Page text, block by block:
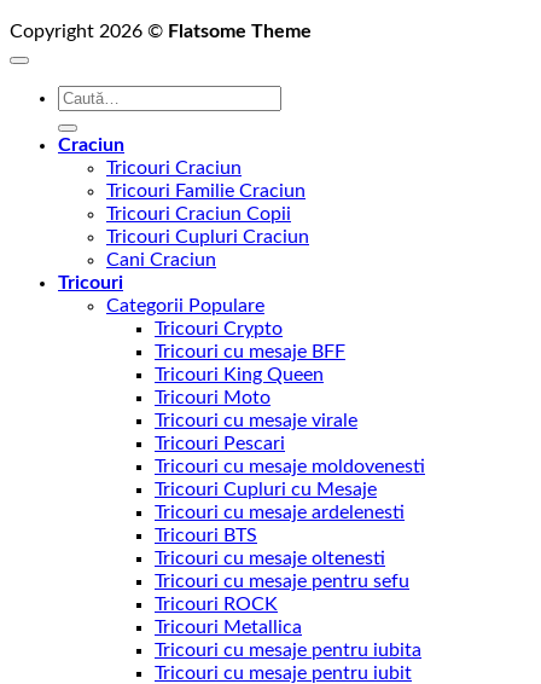
Copyright 2026 © Flatsome Theme
Caută
Craciun
Tricouri Craciun
Tricouri Familie Craciun
Tricouri Craciun Copii
Tricouri Cupluri Craciun
Cani Craciun
Tricouri
Categorii Populare
Tricouri Crypto
Tricouri cu mesaje BFF
Tricouri King Queen
Tricouri Moto
Tricouri cu mesaje virale
Tricouri Pescari
Tricouri cu mesaje moldovenesti
Tricouri Cupluri cu Mesaje
Tricouri cu mesaje ardelenesti
Tricouri BTS
Tricouri cu mesaje oltenesti
Tricouri cu mesaje pentru sefu
Tricouri ROCK
Tricouri Metallica
Tricouri cu mesaje pentru iubita
Tricouri cu mesaje pentru iubit